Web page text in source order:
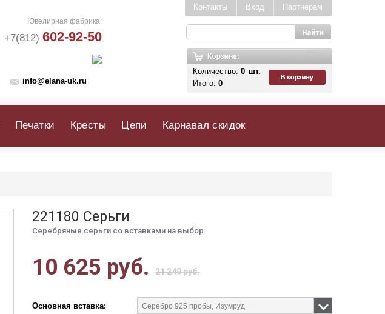
Ювелирная фабрика:
+7(812) 602-92-50
info@elana-uk.ru
Партнерам
Вход
Контакты
Количество: 0 шт.
Итого: 0
Печатки Кресты Цепи Карнавал скидок
221180 Серьги
Серебряные серьги со вставками на выбор
10 625 руб. 21 249 руб.
Основная вставка: